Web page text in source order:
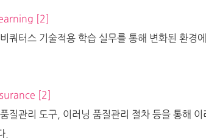
[2]
쿼터스 기술적용 학습 실무를 통해 변화된 환경
[2]
질관리 도구, 이러닝 품질관리 절차 등을 통해 이
.